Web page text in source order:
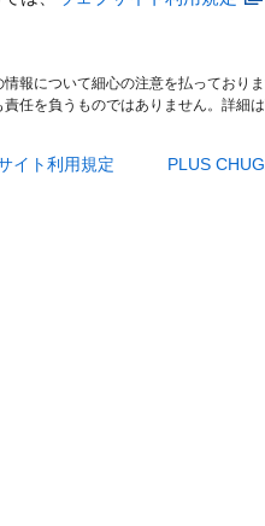
報について細心の注意を払っており
任を負うものではありません。詳細
イト利用規定 PLUS